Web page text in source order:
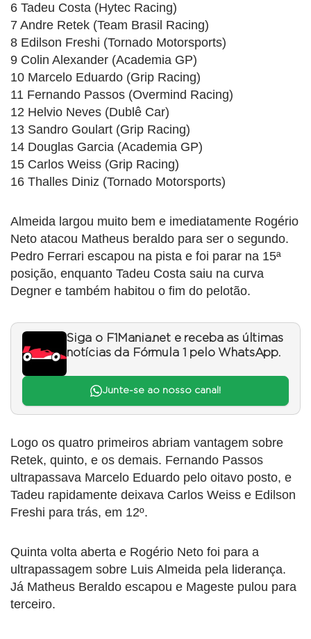
6 Tadeu Costa (Hytec Racing)
7 Andre Retek (Team Brasil Racing)
8 Edilson Freshi (Tornado Motorsports)
9 Colin Alexander (Academia GP)
10 Marcelo Eduardo (Grip Racing)
11 Fernando Passos (Overmind Racing)
12 Helvio Neves (Dublê Car)
13 Sandro Goulart (Grip Racing)
14 Douglas Garcia (Academia GP)
15 Carlos Weiss (Grip Racing)
16 Thalles Diniz (Tornado Motorsports)
Almeida largou muito bem e imediatamente Rogério
Neto atacou Matheus beraldo para ser o segundo.
Pedro Ferrari escapou na pista e foi parar na 15ª
posição, enquanto Tadeu Costa saiu na curva
Degner e também habitou o fim do pelotão.
Siga o F1Mania.net e receba as últimas
notícias da Fórmula 1 pelo WhatsApp.
Junte-se ao nosso canal!
Logo os quatro primeiros abriam vantagem sobre
Retek, quinto, e os demais. Fernando Passos
ultrapassava Marcelo Eduardo pelo oitavo posto, e
Tadeu rapidamente deixava Carlos Weiss e Edilson
Freshi para trás, em 12º.
Quinta volta aberta e Rogério Neto foi para a
ultrapassagem sobre Luis Almeida pela liderança.
Já Matheus Beraldo escapou e Mageste pulou para
terceiro.